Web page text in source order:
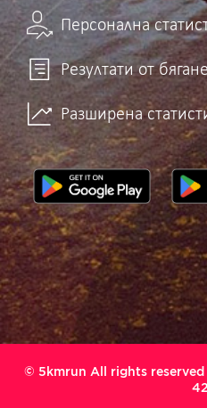
Персонална
Резултати от бягане
Разширена
© 5kmrun All rights reserved
42